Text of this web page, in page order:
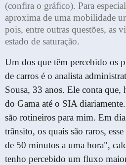
(confira o gráfico). Para
aproxima de uma mobilidade
pois, entre outras questões, as
estado de saturação.
Um dos que têm percebido os
de carros é o analista
Sousa, 33 anos. Ele conta que,
do Gama até o SIA
são rotineiros para mim. Em
trânsito, os quais são raros,
de 50 minutos a uma hora",
tenho percebido um fluxo